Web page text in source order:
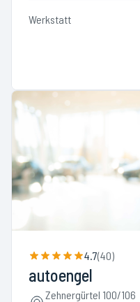
Werkstatt
4.7(40)
autoengel
Zehnergürtel 100/106